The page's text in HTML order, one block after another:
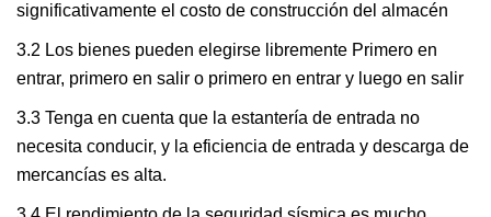
significativamente el costo de construcción del almacén
3.2 Los bienes pueden elegirse libremente Primero en
entrar, primero en salir o primero en entrar y luego en salir
3.3 Tenga en cuenta que la estantería de entrada no
necesita conducir, y la eficiencia de entrada y descarga de
mercancías es alta.